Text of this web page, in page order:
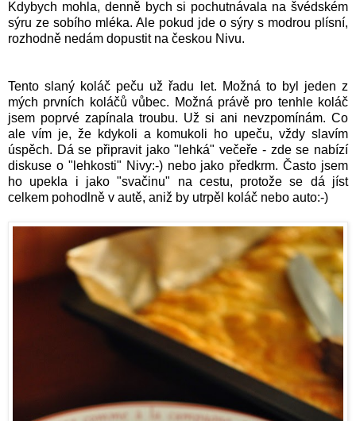
Kdybych mohla, denně bych si pochutnávala na švédském
sýru ze sobího mléka. Ale pokud jde o sýry s modrou plísní,
rozhodně nedám dopustit na českou Nivu.
Tento slaný koláč peču už řadu let. Možná to byl jeden z
mých prvních koláčů vůbec. Možná právě pro tenhle koláč
jsem poprvé zapínala troubu. Už si ani nevzpomínám. Co
ale vím je, že kdykoli a komukoli ho upeču, vždy slavím
úspěch. Dá se připravit jako "lehká" večeře - zde se nabízí
diskuse o "lehkosti" Nivy:-) nebo jako předkrm. Často jsem
ho upekla i jako "svačinu" na cestu, protože se dá jíst
celkem pohodlně v autě, aniž by utrpěl koláč nebo auto:-)